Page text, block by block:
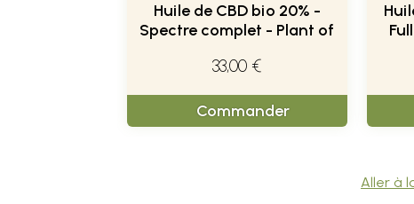
Huile de CBD bio 20% -
Spectre complet - Plant of
33,00 €
Commander
Aller à